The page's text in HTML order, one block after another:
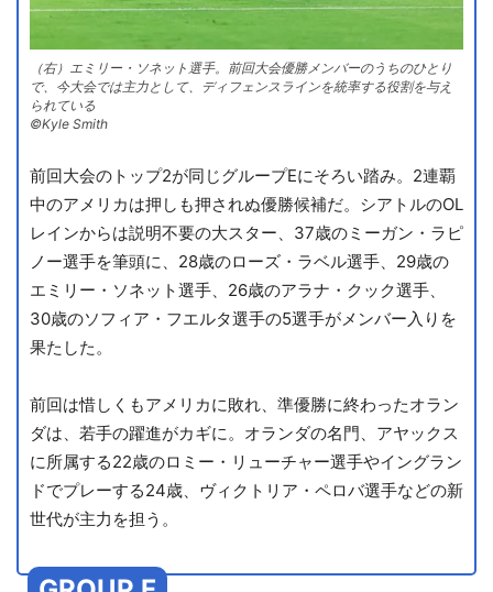
（右）エミリー・ソネット選手。前回大会優勝メンバーのうちのひとり
で、今大会では主力として、ディフェンスラインを統率する役割を与え
られている
©️Kyle Smith
前回大会のトップ2が同じグループEにそろい踏み。2連覇
中のアメリカは押しも押されぬ優勝候補だ。シアトルのOL
レインからは説明不要の大スター、37歳のミーガン・ラピ
ノー選手を筆頭に、28歳のローズ・ラベル選手、29歳の
エミリー・ソネット選手、26歳のアラナ・クック選手、
30歳のソフィア・フエルタ選手の5選手がメンバー入りを
果たした。
前回は惜しくもアメリカに敗れ、準優勝に終わったオラン
ダは、若手の躍進がカギに。オランダの名門、アヤックス
に所属する22歳のロミー・リューチャー選手やイングラン
ドでプレーする24歳、ヴィクトリア・ペロバ選手などの新
世代が主力を担う。